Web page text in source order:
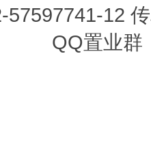
57597741-12
QQ置业